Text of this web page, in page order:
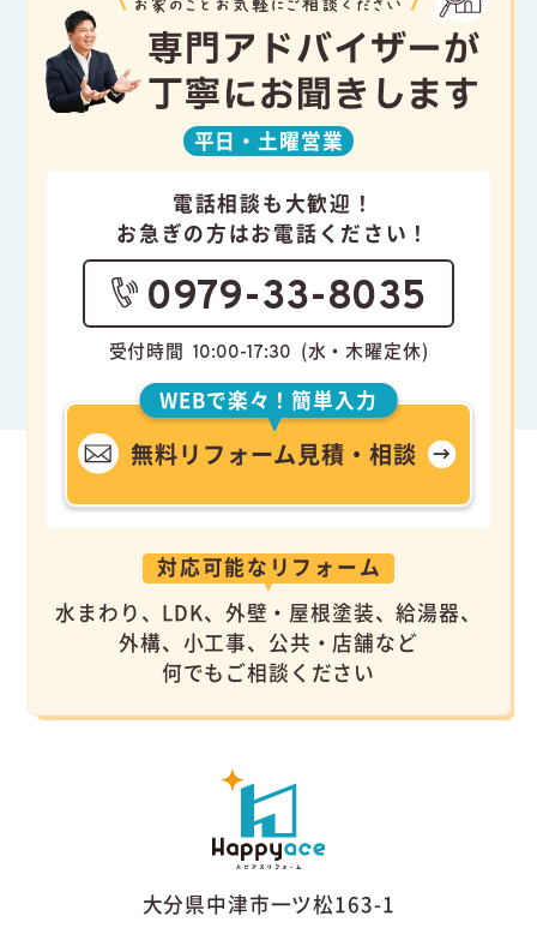
専門アドバイザーが
丁寧にお聞きします
平日・土曜営業
電話相談も大歓迎！
お急ぎの方はお電話ください！
0979-33-8035
受付時間 10:00-17:30 (水・木曜定休)
WEBで楽々！簡単入力
無料リフォーム見積・相談
対応可能なリフォーム
水まわり、LDK、外壁・屋根塗装、給湯器、
外構、小工事、公共・店舗など
何でもご相談ください
大分県中津市一ツ松163-1